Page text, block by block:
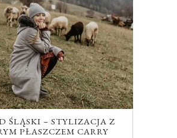
ŚLĄSKI – STYLIZACJA Z
PŁASZCZEM CARRY